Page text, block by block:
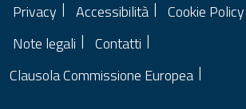
Privacy Accessibilità
Cookie Policy
Note legali
Contatti
Clausola Commissione Europea